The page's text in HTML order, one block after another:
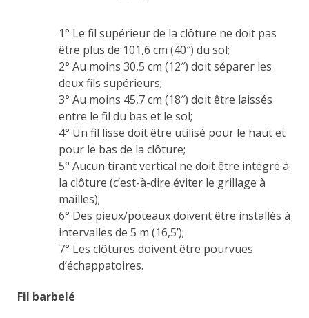
1° Le fil supérieur de la clôture ne doit pas
être plus de 101,6 cm (40″) du sol;
2° Au moins 30,5 cm (12″) doit séparer les
deux fils supérieurs;
3° Au moins 45,7 cm (18″) doit être laissés
entre le fil du bas et le sol;
4° Un fil lisse doit être utilisé pour le haut et
pour le bas de la clôture;
5° Aucun tirant vertical ne doit être intégré à
la clôture (c’est-à-dire éviter le grillage à
mailles);
6° Des pieux/poteaux doivent être installés à
intervalles de 5 m (16,5’);
7° Les clôtures doivent être pourvues
d’échappatoires.
Fil barbelé